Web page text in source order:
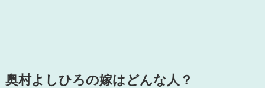
奥村よしひろの嫁はどんな人？